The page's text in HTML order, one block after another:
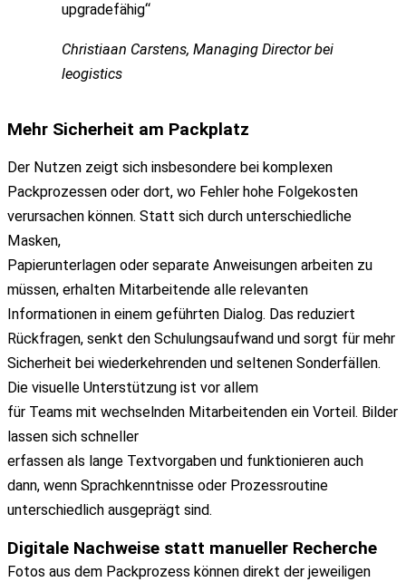
upgradefähig“
Christiaan Carstens, Managing Director bei
leogistics
Mehr Sicherheit am Packplatz
Der Nutzen zeigt sich insbesondere bei komplexen
Packprozessen oder dort, wo Fehler hohe Folgekosten
verursachen können. Statt sich durch unterschiedliche
Masken,
Papierunterlagen oder separate Anweisungen arbeiten zu
müssen, erhalten Mitarbeitende alle relevanten
Informationen in einem geführten Dialog. Das reduziert
Rückfragen, senkt den Schulungsaufwand und sorgt für mehr
Sicherheit bei wiederkehrenden und seltenen Sonderfällen.
Die visuelle Unterstützung ist vor allem
für Teams mit wechselnden Mitarbeitenden ein Vorteil. Bilder
lassen sich schneller
erfassen als lange Textvorgaben und funktionieren auch
dann, wenn Sprachkenntnisse oder Prozessroutine
unterschiedlich ausgeprägt sind.
Digitale Nachweise statt manueller Recherche
Fotos aus dem Packprozess können direkt der jeweiligen